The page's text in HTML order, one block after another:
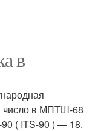
в
число в МПТШ-68
( ITS-90 ) — 18.